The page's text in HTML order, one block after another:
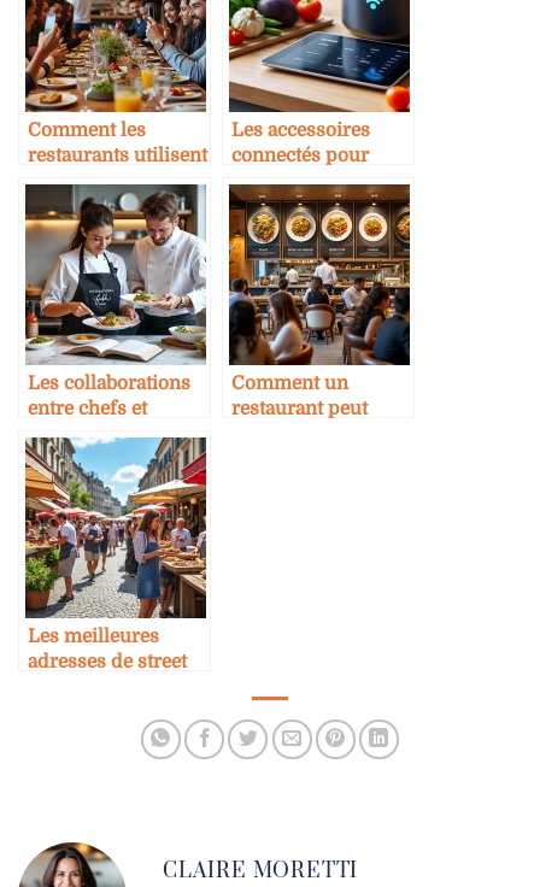
Comment les
restaurants utilisent
l’influence
marketing pour
croître
Les accessoires
connectés pour
suivre ses recettes
Les collaborations
entre chefs et
grandes marques
internationales
Comment un
restaurant peut
Les meilleures
adresses de street
CLAIRE MORETTI